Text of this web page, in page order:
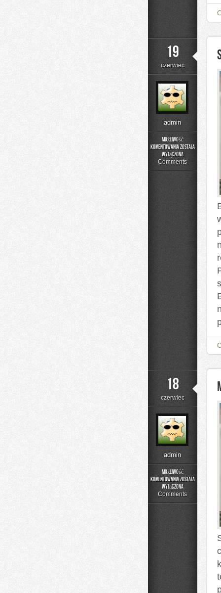
19
czerwiec
admin
Możliwość
komentowania
Składniki
lupą
została
wyłączona
Comments
18
czerwiec
admin
Możliwość
komentowania
Uroda
została
wyłączona
Comments